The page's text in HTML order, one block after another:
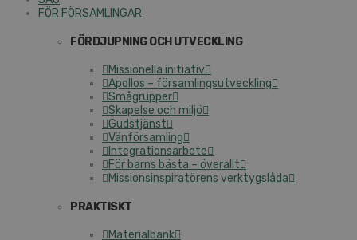
FÖR FÖRSAMLINGAR
FÖRDJUPNING OCH UTVECKLING
Missionella initiativ
Apollos – församlingsutveckling
Smågrupper
Skapelse och miljö
Gudstjänst
Vänförsamling
Integrationsarbete
För barns bästa – överallt
Missionsinspiratörens verktygslåda
PRAKTISKT
Materialbank